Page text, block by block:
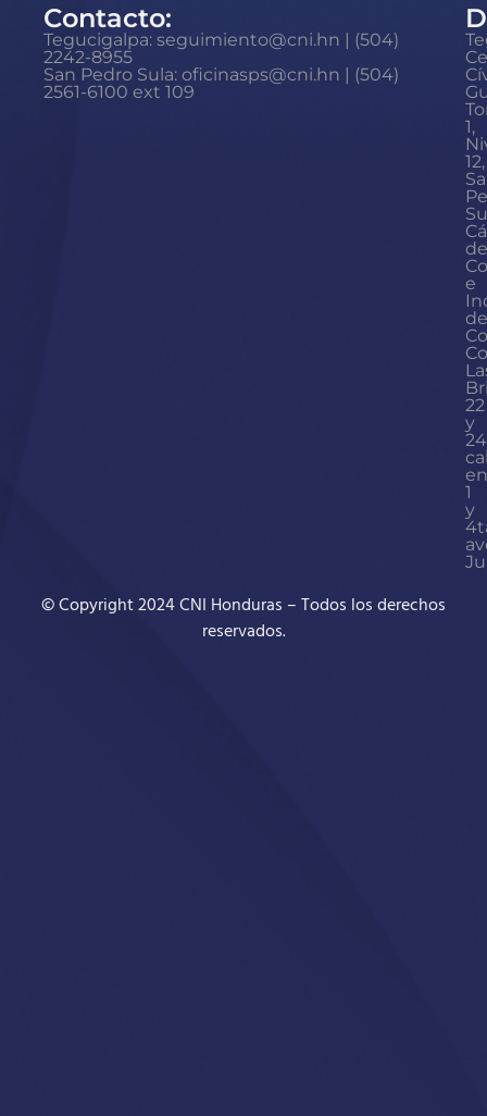
Contacto:
Tegucigalpa: seguimiento@cni.hn | (504)
2242-8955
San Pedro Sula: oficinasps@cni.hn | (504)
2561-6100 ext 109
1,
12,
de
e
de
22
y
24
1
y
© Copyright 2024 CNI Honduras – Todos los derechos
reservados.